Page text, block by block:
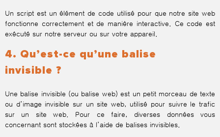
Un script est un élément de code utilisé pour que notre site web
fonctionne correctement et de manière interactive. Ce code est
exécuté sur notre serveur ou sur votre appareil.
4. Qu’est-ce qu’une balise
invisible ?
Une balise invisible (ou balise web) est un petit morceau de texte
ou d’image invisible sur un site web, utilisé pour suivre le trafic
sur un site web. Pour ce faire, diverses données vous
concernant sont stockées à l’aide de balises invisibles.